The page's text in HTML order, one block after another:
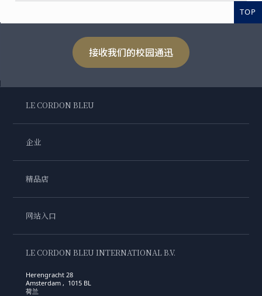
TOP
接收我们的校园通迅
LE CORDON BLEU
企业
精品店
网站入口
LE CORDON BLEU INTERNATIONAL B.V.
Herengracht 28
Amsterdam , 1015 BL
荷兰